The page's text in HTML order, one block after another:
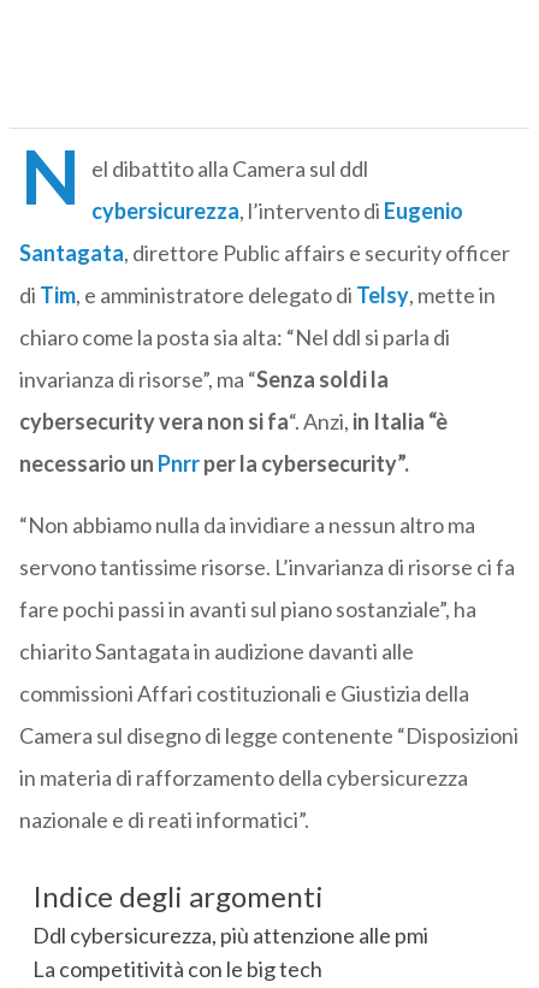
N
el dibattito alla Camera sul ddl
cybersicurezza, l’intervento di Eugenio
Santagata, direttore Public affairs e security officer
di Tim, e amministratore delegato di Telsy, mette in
chiaro come la posta sia alta: “Nel ddl si parla di
invarianza di risorse”, ma “Senza soldi la
cybersecurity vera non si fa“. Anzi, in Italia “è
necessario un Pnrrper la cybersecurity”.
“Non abbiamo nulla da invidiare a nessun altro ma
servono tantissime risorse. L’invarianza di risorse ci fa
fare pochi passi in avanti sul piano sostanziale”, ha
chiarito Santagata in audizione davanti alle
commissioni Affari costituzionali e Giustizia della
Camera sul disegno di legge contenente “Disposizioni
in materia di rafforzamento della cybersicurezza
nazionale e di reati informatici”.
Indice degli argomenti
Ddl cybersicurezza, più attenzione alle pmi
La competitività con le big tech